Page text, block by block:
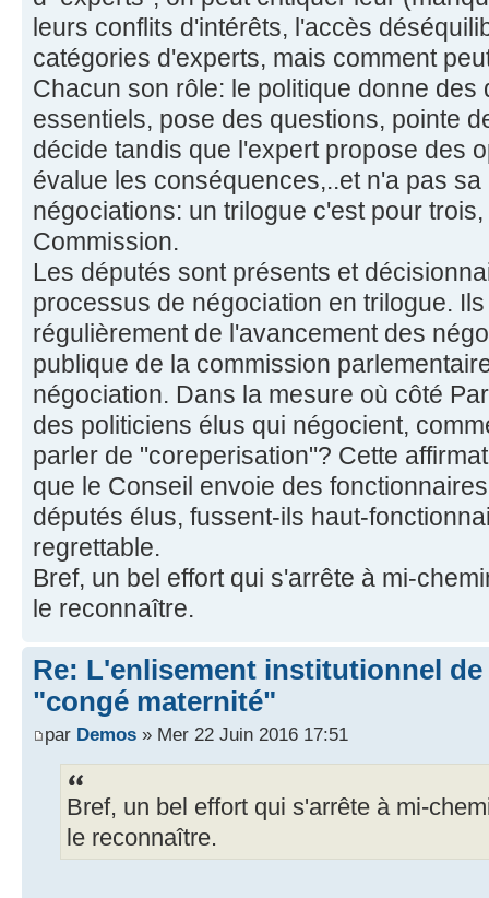
leurs conflits d'intérêts, l'accès
catégories d'experts, mais comment
Chacun son rôle: le politique donne
essentiels, pose des questions, pointe
décide tandis que l'expert propose des
évalue les conséquences,..et n'a pas
négociations: un trilogue c'est pour
Commission.
Les députés sont présents et
processus de négociation en trilogue.
régulièrement de l'avancement des
publique de la commission
négociation. Dans la mesure où côté
des politiciens élus qui négocient,
parler de "coreperisation"? Cette
que le Conseil envoie des
députés élus, fussent-ils haut-
regrettable.
Bref, un bel effort qui s'arrête à mi-
le reconnaître.
Re: L'enlisement institutionnel
"congé maternité"
par Demos » Mer 22 Juin 2016 17:51
Bref, un bel effort qui s'arrête à mi-
le reconnaître.